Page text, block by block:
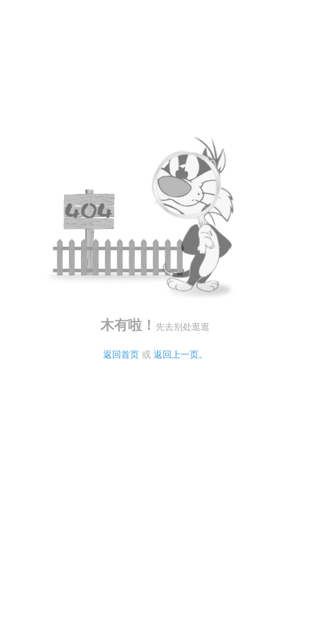
木有啦！ 先去别处逛逛
返回首页 或 返回上一页。